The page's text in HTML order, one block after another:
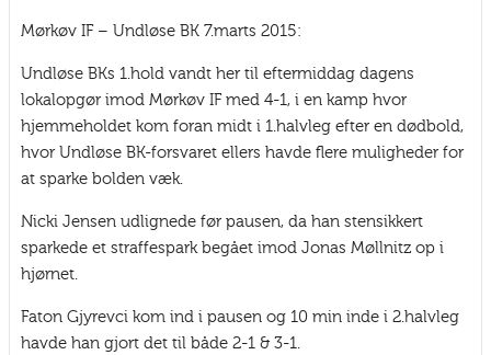
Mørkøv IF – Undløse BK 7.marts 2015:
Undløse BKs 1.hold vandt her til eftermiddag dagens
lokalopgør imod Mørkøv IF med 4-1, i en kamp hvor
hjemmeholdet kom foran midt i 1.halvleg efter en dødbold,
hvor Undløse BK-forsvaret ellers havde flere muligheder for
at sparke bolden væk.
Nicki Jensen udlignede før pausen, da han stensikkert
sparkede et straffespark begået imod Jonas Møllnitz op i
hjørnet.
Faton Gjyrevci kom ind i pausen og 10 min inde i 2.halvleg
havde han gjort det til både 2-1 & 3-1.